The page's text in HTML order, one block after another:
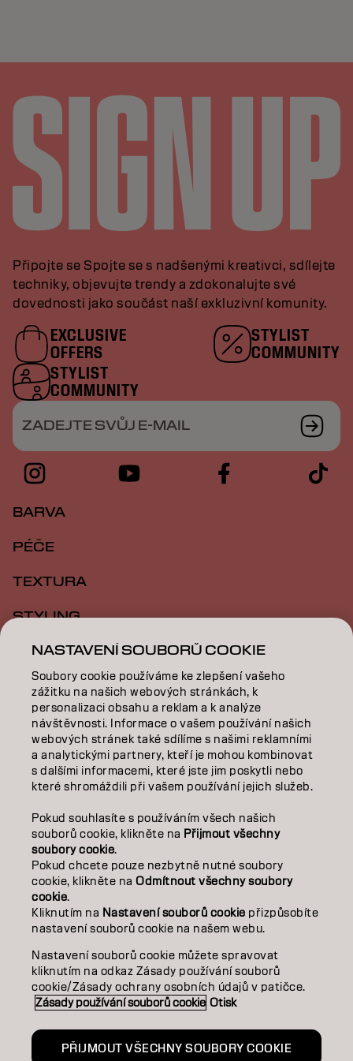
Připojte se Spojte se s nadšenými kreativci, sdílejte
techniky, objevujte trendy a zdokonalujte své
dovednosti jako součást naší exkluzivní komunity.
EXCLUSIVE
OFFERS
STYLIST
COMMUNITY
STYLIST
COMMUNITY
ZADEJTE SVŮJ E-MAIL
BARVA
PÉČE
TEXTURA
STYLING
INSPIRACE
VZDĚLÁVÁNÍ
O NÁS
SALON FINDER
STAŇTE SE PARTNEREM
KONTAKTUJTE NÁS
KontaktZásady ochrany osobních údajů
Zásady používání souborů cookie
PřístupnostZávazek k udržitelnosti
CZ | CZECH
Goldwell je součástí
NASTAVENÍ SOUBORŮ COOKIE
Soubory cookie používáme ke zlepšení vašeho
zážitku na našich webových stránkách, k
personalizaci obsahu a reklam a k analýze
návštěvnosti. Informace o vašem používání našich
webových stránek také sdílíme s našimi reklamními
a analytickými partnery, kteří je mohou kombinovat
s dalšími informacemi, které jste jim poskytli nebo
které shromáždili při vašem používání jejich služeb.
Pokud souhlasíte s používáním všech našich
souborů cookie, klikněte na Přijmout všechny
soubory cookie.
Pokud chcete pouze nezbytně nutné soubory
cookie, klikněte naOdmítnout všechny soubory
cookie.
Kliknutím na Nastavení souborů cookie přizpůsobíte
nastavení souborů cookie na našem webu.
Nastavení souborů cookie můžete spravovat
kliknutím na odkaz Zásady používání souborů
cookie/Zásady ochrany osobních údajů v patičce.
Zásady používání souborů cookie Otisk
PŘIJMOUT VŠECHNY SOUBORY COOKIE